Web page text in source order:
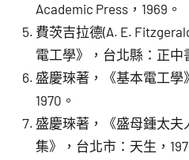
Academic Press，1969。
費茨吉拉德(A. E.
電工學》，台北縣：正中
盛慶琜著，《基本電工學
1970。
盛慶琜著，《盛母鍾太
集》，台北市：天生，